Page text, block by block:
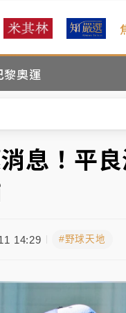
黎奧運
下二軍 日媒感嘆「好
成逾半 波動率降至2
情 侯友宜揭這類災損
毫米 水塔、雨棚砸落
下二軍 日媒感嘆「好
情 侯友宜揭這類災損
息！平
14:29 #野球天地